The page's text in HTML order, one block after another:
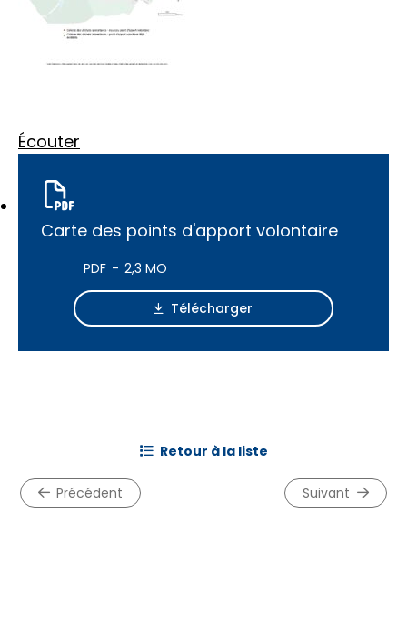
Écouter
Carte des points d'apport volontaire
PDF 2,3 MO
Télécharger
précédent
retour à la liste
suivant